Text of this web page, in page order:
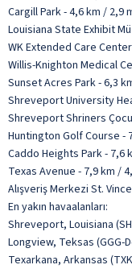
Cargill Park - 4,6 km / 2,9
Louisiana State Exhibit
WK Extended Care
Willis-Knighton Medical
Sunset Acres Park - 6,3
Shreveport University
Shreveport Shriners
Huntington Golf Course -
Caddo Heights Park - 7,6
Texas Avenue - 7,9 km /
Alışveriş Merkezi St.
En yakın havaalanları:
Shreveport, Louisiana
Longview, Teksas (GGG-
Texarkana, Arkansas